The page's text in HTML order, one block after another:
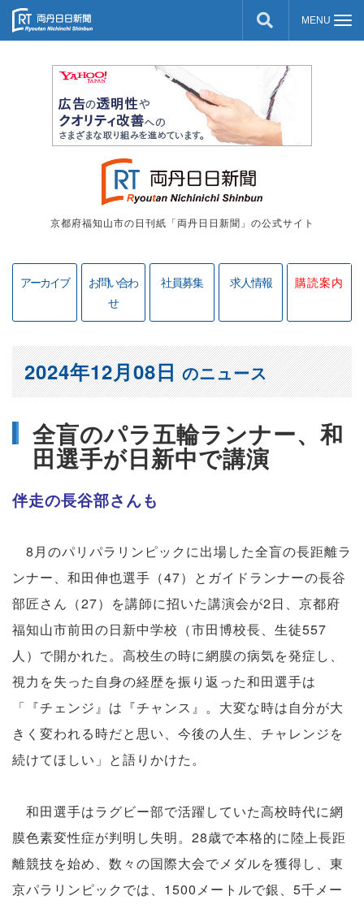
京都府福知山市の日刊紙「両丹日日新聞」の公式サイト
アーカイブ
お問い合わ
せ
社員募集 求人情報 購読案内
全盲のパラ五輪ランナー、和
田選手が日新中で講演
2024年12月08日のニュース
伴走の長谷部さんも
8月のパリパラリンピックに出場した全盲の長距離ラ
ンナー、和田伸也選手（47）とガイドランナーの長谷
部匠さん（27）を講師に招いた講演会が2日、京都府
福知山市前田の日新中学校（市田博校長、生徒557
人）で開かれた。高校生の時に網膜の病気を発症し、
視力を失った自身の経歴を振り返った和田選手は
「『チェンジ』は『チャンス』。大変な時は自分が大
きく変われる時だと思い、今後の人生、チャレンジを
続けてほしい」と語りかけた。
和田選手はラグビー部で活躍していた高校時代に網
膜色素変性症が判明し失明。28歳で本格的に陸上長距
離競技を始め、数々の国際大会でメダルを獲得し、東
京パラリンピックでは、1500メートルで銀、5千メー